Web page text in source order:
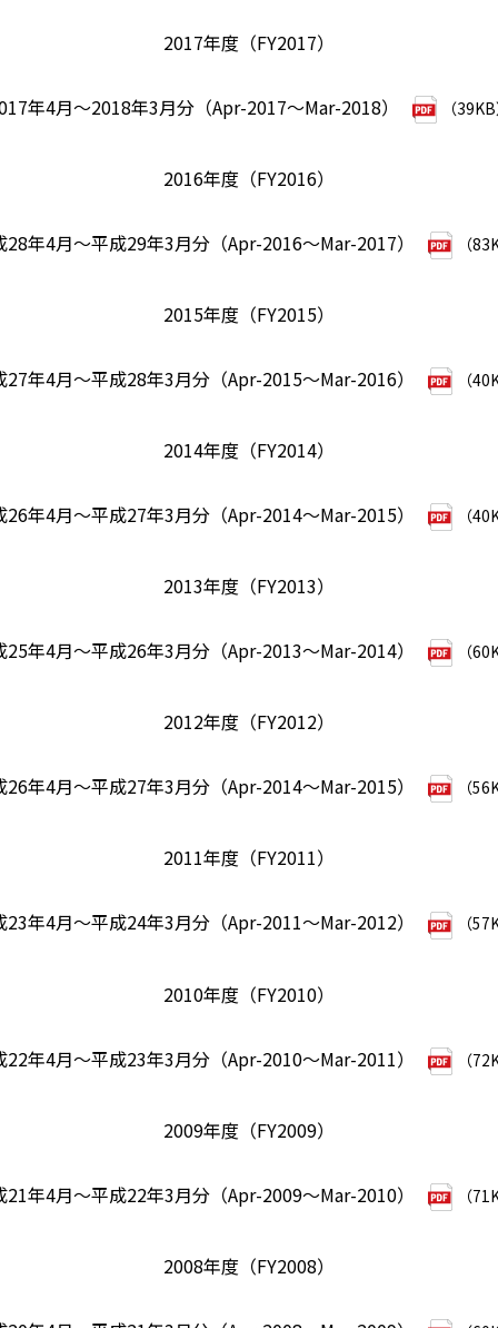
2017年度（FY2017）
年4月～2018年3月分（Apr-2017～Mar-2018） （
2016年度（FY2016）
28年4月～平成29年3月分（Apr-2016～Mar-2017） （
2015年度（FY2015）
27年4月～平成28年3月分（Apr-2015～Mar-2016） （
2014年度（FY2014）
26年4月～平成27年3月分（Apr-2014～Mar-2015） （
2013年度（FY2013）
25年4月～平成26年3月分（Apr-2013～Mar-2014） （
2012年度（FY2012）
26年4月～平成27年3月分（Apr-2014～Mar-2015） （
2011年度（FY2011）
23年4月～平成24年3月分（Apr-2011～Mar-2012） （
2010年度（FY2010）
22年4月～平成23年3月分（Apr-2010～Mar-2011） （
2009年度（FY2009）
21年4月～平成22年3月分（Apr-2009～Mar-2010） （
2008年度（FY2008）